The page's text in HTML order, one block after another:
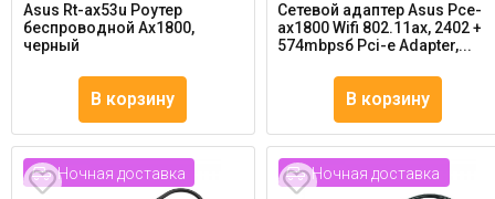
Asus Rt-ax53u Роутер
беспроводной Ax1800,
черный
В корзину
Сетевой адаптер Asus Pce-
ax1800 Wifi 802.11ax, 2402 +
574mbpsб Pci-e Adapter,...
В корзину
Ночная доставка Ночная доставка